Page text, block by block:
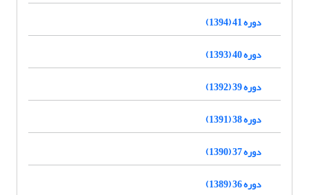
دوره 41 (1394)
دوره 40 (1393)
دوره 39 (1392)
دوره 38 (1391)
دوره 37 (1390)
دوره 36 (1389)